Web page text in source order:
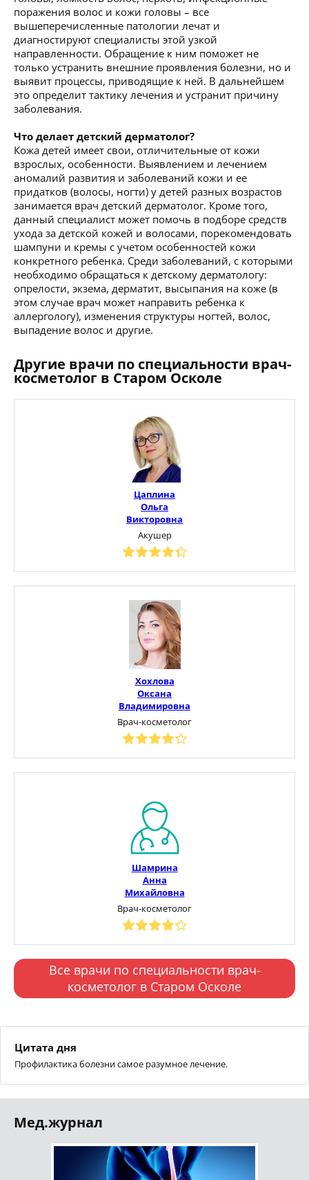
поражения волос и кожи головы – все
вышеперечисленные патологии лечат и
диагностируют специалисты этой узкой
направленности. Обращение к ним поможет не
только устранить внешние проявления болезни, но и
выявит процессы, приводящие к ней. В дальнейшем
это определит тактику лечения и устранит причину
заболевания.
Что делает детский дерматолог?
Кожа детей имеет свои, отличительные от кожи
взрослых, особенности. Выявлением и лечением
аномалий развития и заболеваний кожи и ее
придатков (волосы, ногти) у детей разных возрастов
занимается врач детский дерматолог. Кроме того,
данный специалист может помочь в подборе средств
ухода за детской кожей и волосами, порекомендовать
шампуни и кремы с учетом особенностей кожи
конкретного ребенка. Среди заболеваний, с которыми
необходимо обращаться к детскому дерматологу:
опрелости, экзема, дерматит, высыпания на коже (в
этом случае врач может направить ребенка к
аллергологу), изменения структуры ногтей, волос,
выпадение волос и другие.
Другие врачи по специальности врач-
косметолог в Старом Осколе
Цаплина
Ольга
Викторовна
Акушер
Хохлова
Оксана
Владимировна
Врач-косметолог
Шамрина
Анна
Михайловна
Врач-косметолог
Все врачи по специальности врач-
косметолог в Старом Осколе
Цитата дня
Профилактика болезни самое разумное лечение.
Мед.журнал